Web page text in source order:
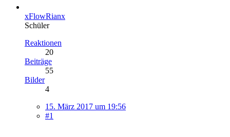
xFlowRianx
Schüler
Reaktionen
20
Beiträge
55
Bilder
4
15. März 2017 um 19:56
#1